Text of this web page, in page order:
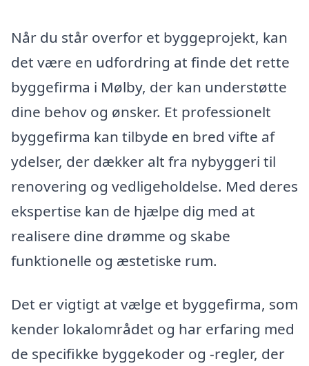
Når du står overfor et byggeprojekt, kan
det være en udfordring at finde det rette
byggefirma i Mølby, der kan understøtte
dine behov og ønsker. Et professionelt
byggefirma kan tilbyde en bred vifte af
ydelser, der dækker alt fra nybyggeri til
renovering og vedligeholdelse. Med deres
ekspertise kan de hjælpe dig med at
realisere dine drømme og skabe
funktionelle og æstetiske rum.
Det er vigtigt at vælge et byggefirma, som
kender lokalområdet og har erfaring med
de specifikke byggekoder og -regler, der